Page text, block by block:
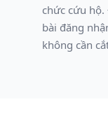
chức cứu
bài đăng
không cần